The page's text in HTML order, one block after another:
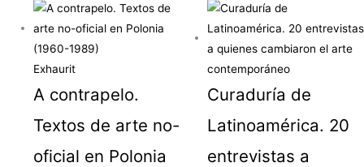
Exhaurit
A contrapelo.
Textos de arte no-
oficial en Polonia
Curaduría de
Latinoamérica. 20
entrevistas a